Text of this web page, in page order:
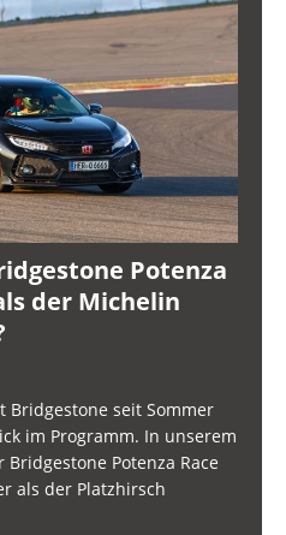
Potenza
der Michelin
Bridgestone seit Sommer
im Programm. In unserem
Potenza Race
als der Platzhirsch